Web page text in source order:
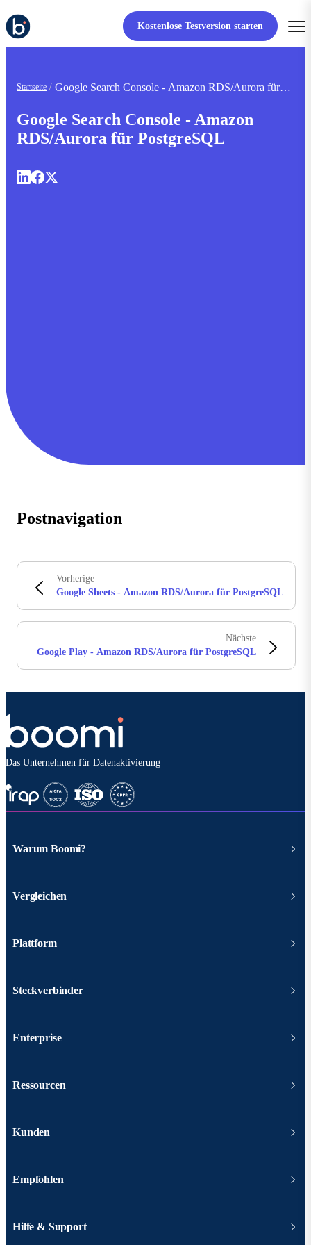
Kostenlose Testversion starten
Startseite
Google Search Console - Amazon RDS/Aurora für
Google Search Console - Amazon
RDS/Aurora für PostgreSQL
Postnavigation
Vorherige
Google Sheets - Amazon RDS/Aurora für PostgreSQL
Nächste
Google Play - Amazon RDS/Aurora für PostgreSQL
Das Unternehmen für Datenaktivierung
Warum Boomi?
Vergleichen
Plattform
Steckverbinder
Enterprise
Ressourcen
Kunden
Empfohlen
Hilfe & Support